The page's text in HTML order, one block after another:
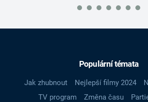
Populární témata
Jak zhubnout Nejlepší filmy 2024
TV program
Změna času